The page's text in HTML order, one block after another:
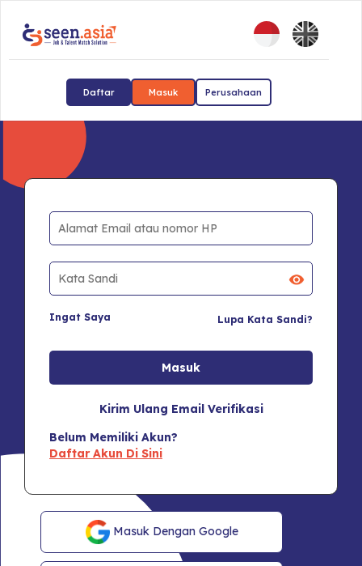
Daftar Masuk Perusahaan
Ingat Saya Lupa Kata Sandi?
Kirim Ulang Email Verifikasi
Belum Memiliki Akun?
Daftar Akun Di Sini
Masuk Dengan Google